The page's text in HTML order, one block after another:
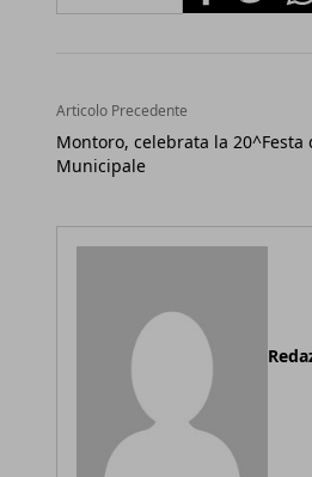
Articolo Precedente
Montoro, celebrata la 20^Festa
Municipale